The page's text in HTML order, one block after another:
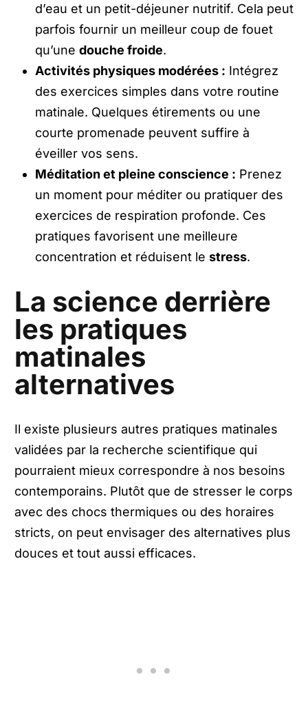
d’eau et un petit-déjeuner nutritif. Cela peut
parfois fournir un meilleur coup de fouet
qu’une douche froide.
Activités physiques modérées : Intégrez
des exercices simples dans votre routine
matinale. Quelques étirements ou une
courte promenade peuvent suffire à
éveiller vos sens.
Méditation et pleine conscience : Prenez
un moment pour méditer ou pratiquer des
exercices de respiration profonde. Ces
pratiques favorisent une meilleure
concentration et réduisent le stress.
La science derrière
les pratiques
matinales
alternatives
Il existe plusieurs autres pratiques matinales
validées par la recherche scientifique qui
pourraient mieux correspondre à nos besoins
contemporains. Plutôt que de stresser le corps
avec des chocs thermiques ou des horaires
stricts, on peut envisager des alternatives plus
douces et tout aussi efficaces.